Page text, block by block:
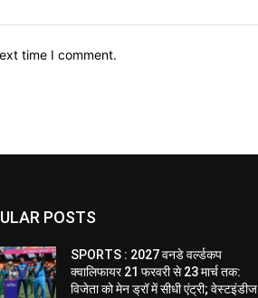
time I comment.
POSTS
SPORTS : 2027 वनडे वर्ल्डकप
क्वालिफायर 21 फरवरी से 23 मार्च तक:
विजेता को मेन ड्रॉ में सीधी एंट्री; वेस्टइंडीज